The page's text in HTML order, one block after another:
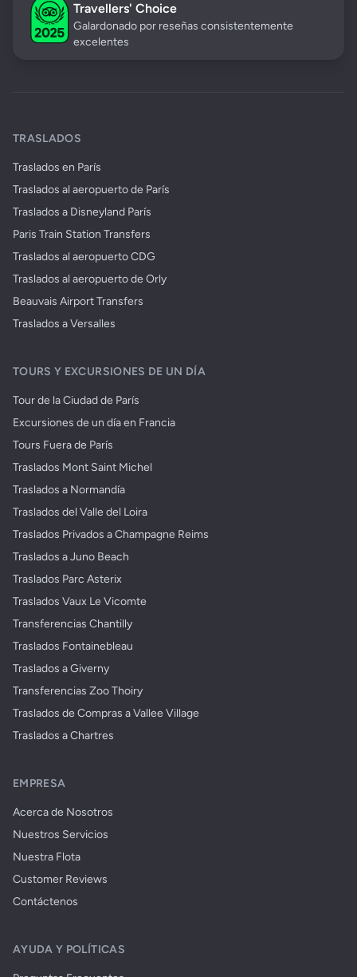
Travellers' Choice
Galardonado por reseñas consistentemente
excelentes
TRASLADOS
Traslados en París
Traslados al aeropuerto de París
Traslados a Disneyland París
Paris Train Station Transfers
Traslados al aeropuerto CDG
Traslados al aeropuerto de Orly
Beauvais Airport Transfers
Traslados a Versalles
TOURS Y EXCURSIONES DE UN DÍA
Tour de la Ciudad de París
Excursiones de un día en Francia
Tours Fuera de París
Traslados Mont Saint Michel
Traslados a Normandía
Traslados del Valle del Loira
Traslados Privados a Champagne Reims
Traslados a Juno Beach
Traslados Parc Asterix
Traslados Vaux Le Vicomte
Transferencias Chantilly
Traslados Fontainebleau
Traslados a Giverny
Transferencias Zoo Thoiry
Traslados de Compras a Vallee Village
Traslados a Chartres
EMPRESA
Acerca de Nosotros
Nuestros Servicios
Nuestra Flota
Customer Reviews
Contáctenos
AYUDA Y POLÍTICAS